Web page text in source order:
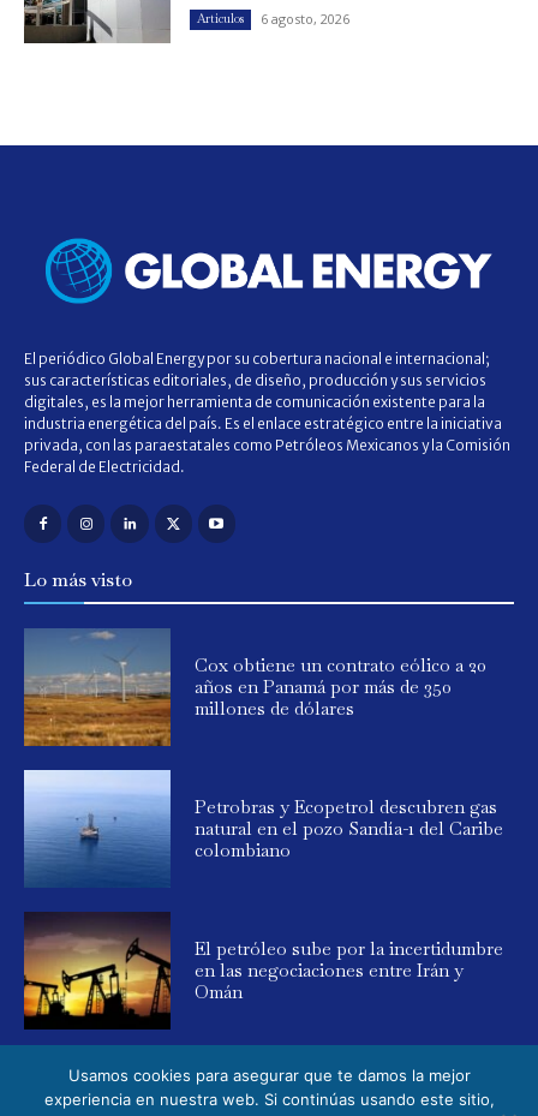
Artículos 6 agosto, 2026
El periódico Global Energy por su cobertura nacional e internacional;
sus características editoriales, de diseño, producción y sus servicios
digitales, es la mejor herramienta de comunicación existente para la
industria energética del país. Es el enlace estratégico entre la iniciativa
privada, con las paraestatales como Petróleos Mexicanos y la Comisión
Federal de Electricidad.
Lo más visto
Cox obtiene un contrato eólico a 20
años en Panamá por más de 350
millones de dólares
Petrobras y Ecopetrol descubren gas
natural en el pozo Sandía-1 del Caribe
colombiano
El petróleo sube por la incertidumbre
en las negociaciones entre Irán y
Omán
Usamos cookies para asegurar que te damos la mejor
experiencia en nuestra web. Si continúas usando este sitio,